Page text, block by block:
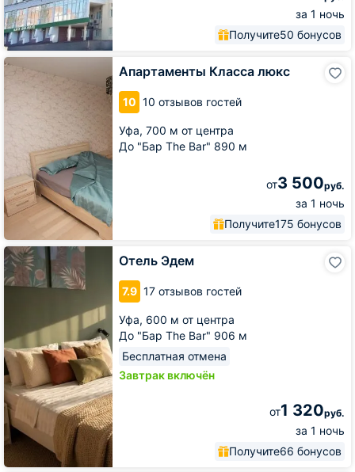
за 1 ночь
Получите50 бонусов
Апартаменты Класса люкс
10 10 отзывов гостей
Уфа, 700 м от центра
До "Бар The Bar" 890 м
от3 500руб.
за 1 ночь
Получите175 бонусов
Апартаменты
Класса
Отель Эдем
7.9 17 отзывов гостей
Уфа, 600 м от центра
До "Бар The Bar" 906 м
Бесплатная отмена
Завтрак включён
от1 320руб.
за 1 ночь
Получите66 бонусов
Отель
Эдем